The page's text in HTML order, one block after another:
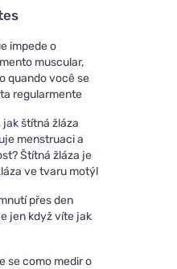
impede o
muscular,
quando você se
regularmente
jak štítná žláza
menstruaci a
Štítná žláza je
ve tvaru motýl
přes den
jen když víte jak
se como medir o